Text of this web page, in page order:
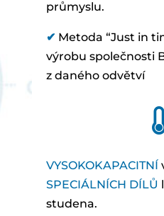
průmyslu.
✔ Metoda “Just in
výrobu společnosti
z daného odvětví
VYSOKOKAPACITNÍ
SPECIÁLNÍCH DÍLŮ
studena.